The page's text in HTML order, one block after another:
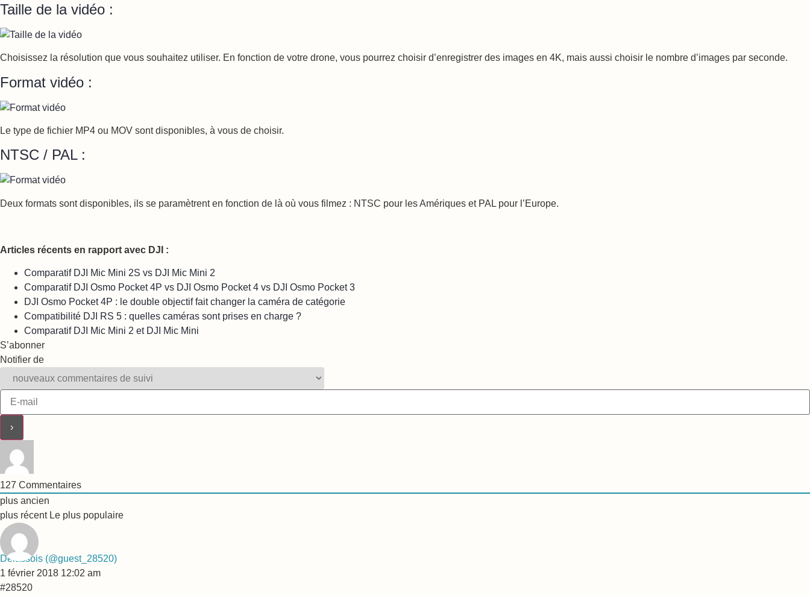
Taille de la vidéo :
Choisissez la résolution que vous souhaitez utiliser. En fonction de votre drone, vous pourrez choisir d’enregistrer des images en 4K, mais aussi choisir le nombre d’images par seconde.
Format vidéo :
Le type de fichier MP4 ou MOV sont disponibles, à vous de choisir.
NTSC / PAL :
Deux formats sont disponibles, ils se paramètrent en fonction de là où vous filmez : NTSC pour les Amériques et PAL pour l’Europe.
Articles récents en rapport avec DJI :
Comparatif DJI Mic Mini 2S vs DJI Mic Mini 2
Comparatif DJI Osmo Pocket 4P vs DJI Osmo Pocket 4 vs DJI Osmo Pocket 3
DJI Osmo Pocket 4P : le double objectif fait changer la caméra de catégorie
Compatibilité DJI RS 5 : quelles caméras sont prises en charge ?
Comparatif DJI Mic Mini 2 et DJI Mic Mini
S’abonner
Notifier de
127 Commentaires
plus ancien
plus récent Le plus populaire
Delassois (@guest_28520)
1 février 2018 12:02 am
#28520